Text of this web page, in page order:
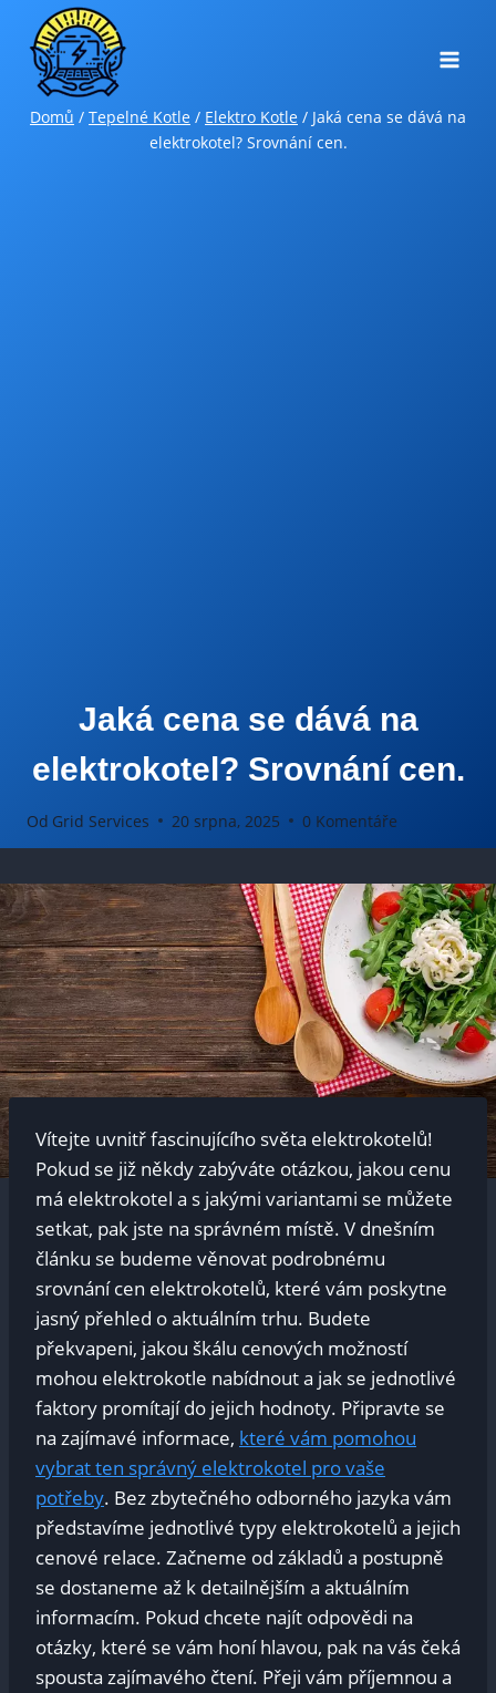
Přeskočit
obsah
Domů / Tepelné Kotle / Elektro Kotle / Jaká cena se dává na
elektrokotel? Srovnání cen.
Jaká cena se dává na
elektrokotel? Srovnání cen.
Od Grid Services 20 srpna, 2025 0 Komentáře
Vítejte uvnitř fascinujícího světa elektrokotelů!
Pokud se již někdy zabýváte otázkou, jakou cenu
má elektrokotel a s jakými variantami se můžete
setkat, pak jste na správném místě. V dnešním
článku se budeme věnovat podrobnému
srovnání cen elektrokotelů, které vám poskytne
jasný přehled o aktuálním trhu. Budete
překvapeni, jakou škálu cenových možností
mohou elektrokotle nabídnout a jak se jednotlivé
faktory promítají do jejich hodnoty. Připravte se
na zajímavé informace, které vám pomohou
vybrat ten správný elektrokotel pro vaše
potřeby. Bez zbytečného odborného jazyka vám
představíme jednotlivé typy elektrokotelů a jejich
cenové relace. Začneme od základů a postupně
se dostaneme až k detailnějším a aktuálním
informacím. Pokud chcete najít odpovědi na
otázky, které se vám honí hlavou, pak na vás čeká
spousta zajímavého čtení. Přeji vám příjemnou a